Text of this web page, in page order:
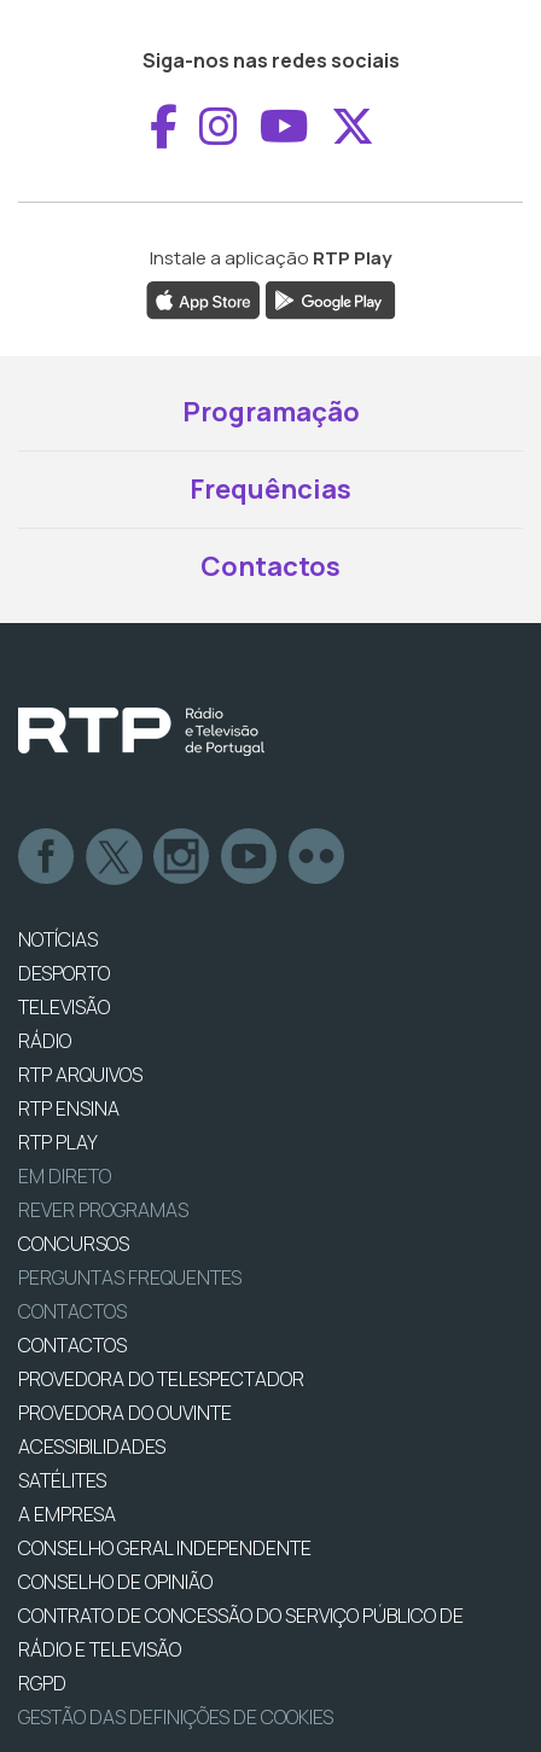
Siga-nos nas redes sociais
Aceder ao
Aceder ao
Aceder ao
Instale a aplicação RTP Play
Programação
Frequências
Contactos
NOTÍCIAS
DESPORTO
TELEVISÃO
RÁDIO
RTP ARQUIVOS
RTP ENSINA
RTP PLAY
EM DIRETO
REVER PROGRAMAS
CONCURSOS
PERGUNTAS FREQUENTES
CONTACTOS
CONTACTOS
PROVEDORA DO TELESPECTADOR
PROVEDORA DO OUVINTE
ACESSIBILIDADES
SATÉLITES
A EMPRESA
CONSELHO GERAL INDEPENDENTE
CONSELHO DE OPINIÃO
CONTRATO DE CONCESSÃO DO SERVIÇO PÚBLICO DE
RÁDIO E TELEVISÃO
RGPD
GESTÃO DAS DEFINIÇÕES DE COOKIES